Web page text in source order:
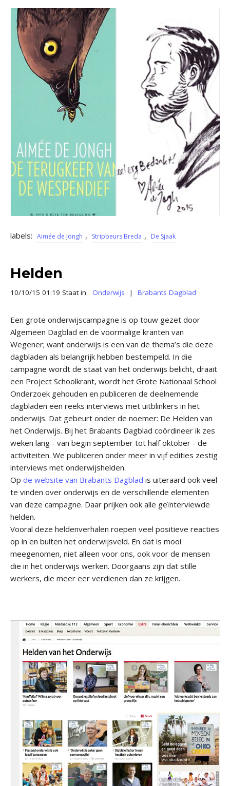
labels: Aimée de Jongh , Stripbeurs Breda , De Sjaak
Helden
10/10/15 01:19 Staat in: Onderwijs | Brabants Dagblad
Een grote onderwijscampagne is op touw gezet door
Algemeen Dagblad en de voormalige kranten van
Wegener; want onderwijs is een van de thema’s die deze
dagbladen als belangrijk hebben bestempeld. In die
campagne wordt de staat van het onderwijs belicht, draait
een Project Schoolkrant, wordt het Grote Nationaal School
Onderzoek gehouden en publiceren de deelnemende
dagbladen een reeks interviews met uitblinkers in het
onderwijs. Dat gebeurt onder de noemer: De Helden van
het Onderwijs. Bij het Brabants Dagblad coördineer ik zes
weken lang - van begin september tot half oktober - de
activiteiten. We publiceren onder meer in vijf edities zestig
interviews met onderwijshelden.
Op de website van Brabants Dagblad is uiteraard ook veel
te vinden over onderwijs en de verschillende elementen
van deze campagne. Daar prijken ook alle geïnterviewde
helden.
Vooral deze heldenverhalen roepen veel positieve reacties
op in en buiten het onderwijsveld. En dat is mooi
meegenomen, niet alleen voor ons, ook voor de mensen
die in het onderwijs werken. Doorgaans zijn dat stille
werkers, die meer eer verdienen dan ze krijgen.